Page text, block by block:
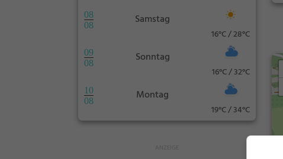
08
08
Samstag
16°C / 28°C
09
08
Sonntag
16°C / 32°C
10
08
Montag
19°C / 34°C